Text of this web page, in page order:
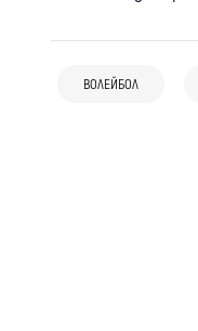
ВОЛЕЙБОЛ
Спорт
Пирин
силен дебют
ключова
Опитният